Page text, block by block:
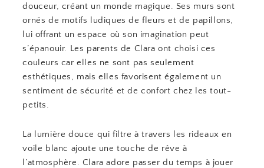
douceur, créant un monde magique. Ses murs sont
ornés de motifs ludiques de fleurs et de papillons,
lui offrant un espace où son imagination peut
s’épanouir. Les parents de Clara ont choisi ces
couleurs car elles ne sont pas seulement
esthétiques, mais elles favorisent également un
sentiment de sécurité et de confort chez les tout-
petits.
La lumière douce qui filtre à travers les rideaux en
voile blanc ajoute une touche de rêve à
l’atmosphère. Clara adore passer du temps à jouer